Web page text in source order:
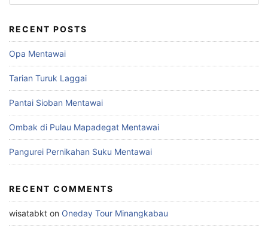
RECENT POSTS
Opa Mentawai
Tarian Turuk Laggai
Pantai Sioban Mentawai
Ombak di Pulau Mapadegat Mentawai
Pangurei Pernikahan Suku Mentawai
RECENT COMMENTS
wisatabkt on Oneday Tour Minangkabau